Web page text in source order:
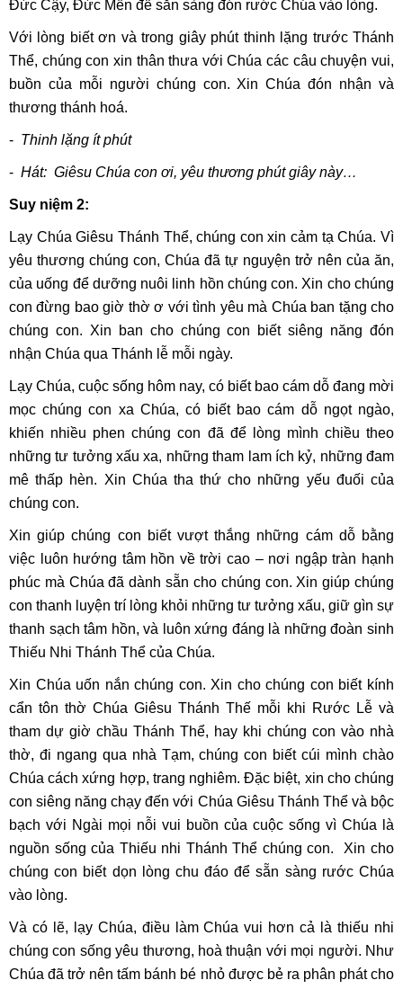
Đức Cậy, Đức Mến để sẵn sàng đón rước Chúa vào lòng.
Với lòng biết ơn và trong giây phút thinh lặng trước Thánh
Thể, chúng con xin thân thưa với Chúa các câu chuyện vui,
buồn của mỗi người chúng con. Xin Chúa đón nhận và
thương thánh hoá.
- Thinh lặng ít phút
- Hát: Giêsu Chúa con ơi, yêu thương phút giây này…
Suy niệm 2:
Lạy Chúa Giêsu Thánh Thể, chúng con xin cảm tạ Chúa. Vì
yêu thương chúng con, Chúa đã tự nguyện trở nên của ăn,
của uống để dưỡng nuôi linh hồn chúng con. Xin cho chúng
con đừng bao giờ thờ ơ với tình yêu mà Chúa ban tặng cho
chúng con. Xin ban cho chúng con biết siêng năng đón
nhận Chúa qua Thánh lễ mỗi ngày.
Lạy Chúa, cuộc sống hôm nay, có biết bao cám dỗ đang mời
mọc chúng con xa Chúa, có biết bao cám dỗ ngọt ngào,
khiến nhiều phen chúng con đã để lòng mình chiều theo
những tư tưởng xấu xa, những tham lam ích kỷ, những đam
mê thấp hèn. Xin Chúa tha thứ cho những yếu đuối của
chúng con.
Xin giúp chúng con biết vượt thắng những cám dỗ bằng
việc luôn hướng tâm hồn về trời cao – nơi ngập tràn hạnh
phúc mà Chúa đã dành sẵn cho chúng con. Xin giúp chúng
con thanh luyện trí lòng khỏi những tư tưởng xấu, giữ gìn sự
thanh sạch tâm hồn, và luôn xứng đáng là những đoàn sinh
Thiếu Nhi Thánh Thể của Chúa.
Xin Chúa uốn nắn chúng con. Xin cho chúng con biết kính
cẩn tôn thờ Chúa Giêsu Thánh Thế mỗi khi Rước Lễ và
tham dự giờ chầu Thánh Thể, hay khi chúng con vào nhà
thờ, đi ngang qua nhà Tạm, chúng con biết cúi mình chào
Chúa cách xứng hợp, trang nghiêm. Đặc biệt, xin cho chúng
con siêng năng chạy đến với Chúa Giêsu Thánh Thể và bộc
bạch với Ngài mọi nỗi vui buồn của cuộc sống vì Chúa là
nguồn sống của Thiếu nhi Thánh Thể chúng con. Xin cho
chúng con biết dọn lòng chu đáo để sẵn sàng rước Chúa
vào lòng.
Và có lẽ, lạy Chúa, điều làm Chúa vui hơn cả là thiếu nhi
chúng con sống yêu thương, hoà thuận với mọi người. Như
Chúa đã trở nên tấm bánh bé nhỏ được bẻ ra phân phát cho